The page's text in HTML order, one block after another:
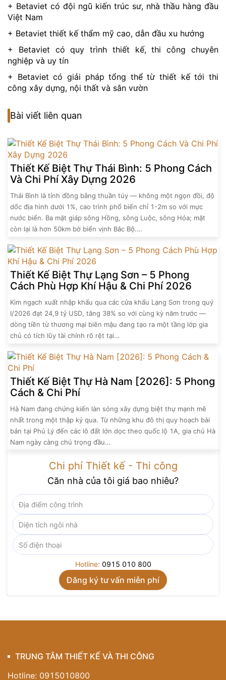
+ Betaviet có đội ngũ kiến trúc sư, nhà thầu hàng đầu
Việt Nam
+ Betaviet thiết kế thẩm mỹ cao, dẫn đầu xu hướng
+ Betaviet có quy trình thiết kế, thi công chuyên
nghiệp và uy tín
+ Betaviet có giải pháp tổng thể từ thiết kế tới thi
công xây dựng, nội thất và sân vườn
Bài viết liên quan
Thiết Kế Biệt Thự Thái Bình: 5 Phong Cách
Và Chi Phí Xây Dựng 2026
Thái Bình là tỉnh đồng bằng thuần túy — không một ngọn đồi, độ
dốc địa hình dưới 1%, cao trình phổ biến chỉ 1-2m so với mực
nước biển. Ba mặt giáp sông Hồng, sông Luộc, sông Hóa; mặt
còn lại là hơn 50km bờ biển vịnh Bắc Bộ.…
Thiết Kế Biệt Thự Lạng Sơn – 5 Phong
Cách Phù Hợp Khí Hậu & Chi Phí 2026
Kim ngạch xuất nhập khẩu qua các cửa khẩu Lạng Sơn trong quý
I/2026 đạt 24,9 tỷ USD, tăng 38% so với cùng kỳ năm trước —
dòng tiền từ thương mại biên mậu đang tạo ra một tầng lớp gia
chủ có tích lũy tài chính rõ rệt tại…
Thiết Kế Biệt Thự Hà Nam [2026]: 5 Phong
Cách & Chi Phí
Hà Nam đang chứng kiến làn sóng xây dựng biệt thự mạnh mẽ
nhất trong một thập kỷ qua. Từ những khu đô thị quy hoạch bài
bản tại Phủ Lý đến các lô đất lớn dọc theo quốc lộ 1A, gia chủ Hà
Nam ngày càng chú trọng đầu…
Chi phí Thiết kế - Thi công
Căn nhà của tôi giá bao nhiêu?
Hotline: 0915 010 800
TRUNG TÂM THIẾT KẾ VÀ THI CÔNG
Hotline: 0915010800